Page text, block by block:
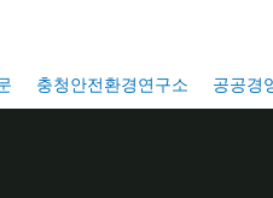
충청안전환경연구소 공공경